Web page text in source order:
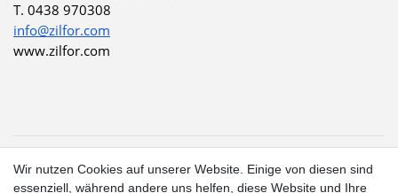
T. 0438 970308
info@zilfor.com
www.zilfor.com
1Gilt für Lieferungen in folgendes Land: Deutschland.
Lieferzeiten für andere Länder und Informationen zur
Wir nutzen Cookies auf unserer Website. Einige von diesen sind
essenziell, während andere uns helfen, diese Website und Ihre